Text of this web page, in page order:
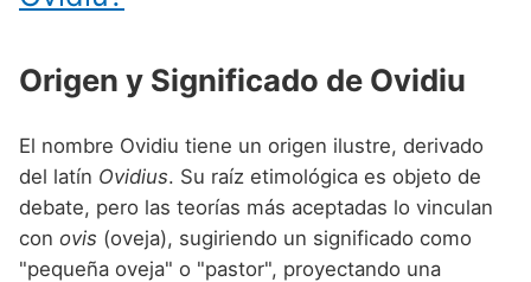
Nombres de niño que empiezan por S
Nombres de niño que empiezan por U
Nombres de niño que empiezan por V
Nombres de niño que empiezan por W
Origen y Significado de Ovidiu
El nombre Ovidiu tiene un origen ilustre, derivado
del latín Ovidius. Su raíz etimológica es objeto de
debate, pero las teorías más aceptadas lo vinculan
con ovis (oveja), sugiriendo un significado como
"pequeña oveja" o "pastor", proyectando una